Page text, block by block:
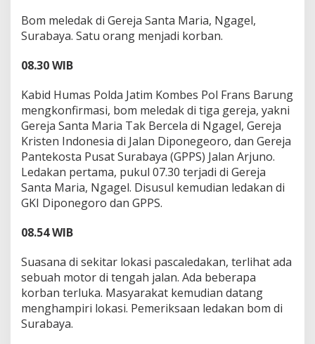
Bom meledak di Gereja Santa Maria, Ngagel,
Surabaya. Satu orang menjadi korban.
08.30 WIB
Kabid Humas Polda Jatim Kombes Pol Frans Barung
mengkonfirmasi, bom meledak di tiga gereja, yakni
Gereja Santa Maria Tak Bercela di Ngagel, Gereja
Kristen Indonesia di Jalan Diponegeoro, dan Gereja
Pantekosta Pusat Surabaya (GPPS) Jalan Arjuno.
Ledakan pertama, pukul 07.30 terjadi di Gereja
Santa Maria, Ngagel. Disusul kemudian ledakan di
GKI Diponegoro dan GPPS.
08.54 WIB
Suasana di sekitar lokasi pascaledakan, terlihat ada
sebuah motor di tengah jalan. Ada beberapa
korban terluka. Masyarakat kemudian datang
menghampiri lokasi. Pemeriksaan ledakan bom di
Surabaya.